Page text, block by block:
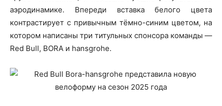
аэродинамике. Впереди вставка белого цвета
контрастирует с привычным тёмно-синим цветом, на
котором написаны три титульных спонсора команды —
Red Bull, BORA и hansgrohe.